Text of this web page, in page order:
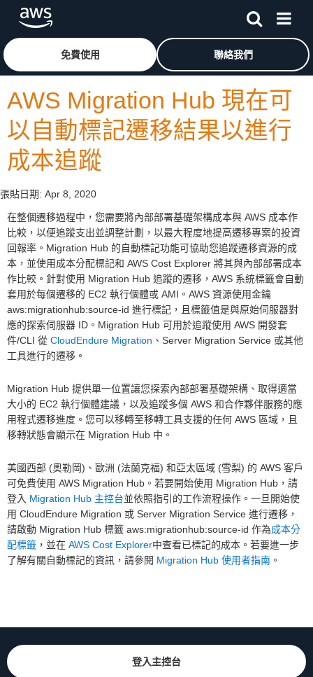
跳至主要內容按一下這裡可返回 Amazon Web Services 首頁
免費使用 聯絡我們
AWS Migration Hub 現在可
以自動標記遷移結果以進行
成本追蹤
張貼日期: Apr 8, 2020
在整個遷移過程中，您需要將內部部署基礎架構成本與 AWS 成本作
比較，以便追蹤支出並調整計劃，以最大程度地提高遷移專案的投資
回報率。Migration Hub 的自動標記功能可協助您追蹤遷移資源的成
本，並使用成本分配標記和 AWS Cost Explorer 將其與內部部署成本
作比較。針對使用 Migration Hub 追蹤的遷移，AWS 系統標籤會自動
套用於每個遷移的 EC2 執行個體或 AMI。AWS 資源使用金鑰
aws:migrationhub:source-id 進行標記，且標籤值是與原始伺服器對
應的探索伺服器 ID。Migration Hub 可用於追蹤使用 AWS 開發套
件/CLI 從 CloudEndure Migration 、Server Migration Service 或其他
工具進行的遷移。
Migration Hub 提供單一位置讓您探索內部部署基礎架構、取得適當
大小的 EC2 執行個體建議，以及追蹤多個 AWS 和合作夥伴服務的應
用程式遷移進度。您可以移轉至移轉工具支援的任何 AWS 區域，且
移轉狀態會顯示在 Migration Hub 中。
美國西部 (奧勒岡)、歐洲 (法蘭克福) 和亞太區域 (雪梨) 的 AWS 客戶
可免費使用 AWS Migration Hub。若要開始使用 Migration Hub，請
登入 Migration Hub 主控台並依照指引的工作流程操作。一旦開始使
用 CloudEndure Migration 或 Server Migration Service 進行遷移，
請啟動 Migration Hub 標籤 aws:migrationhub:source-id 作為成本分
配標籤 ，並在 AWS Cost Explorer中查看已標記的成本。若要進一步
了解有關自動標記的資訊，請參閱 Migration Hub 使用者指南 。
登入主控台